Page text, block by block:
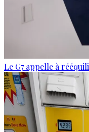
Le G7 appelle à